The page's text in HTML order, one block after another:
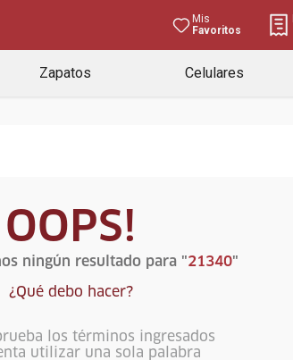
Mis
Favoritos
Zapatos Celulares
OOPS!
ningún resultado para "21340"
¿Qué debo hacer?
los términos ingresados
utilizar una sola palabra